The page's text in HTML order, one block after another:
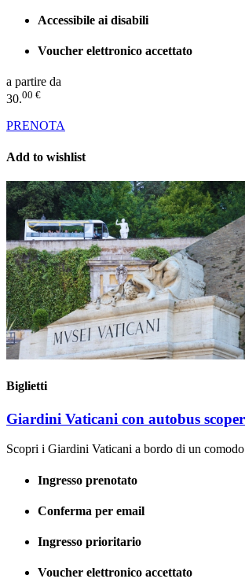
Accessibile ai disabili
Voucher elettronico accettato
a partire da
30.00 €
PRENOTA
Add to wishlist
Biglietti
Giardini Vaticani con autobus
Scopri i Giardini Vaticani a bordo di un
Ingresso prenotato
Conferma per email
Ingresso prioritario
Voucher elettronico accettato